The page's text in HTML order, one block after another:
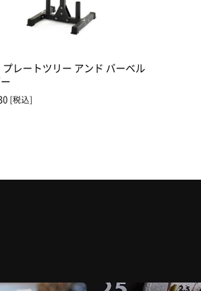
プレートツリー アンド バーベル
[税込]